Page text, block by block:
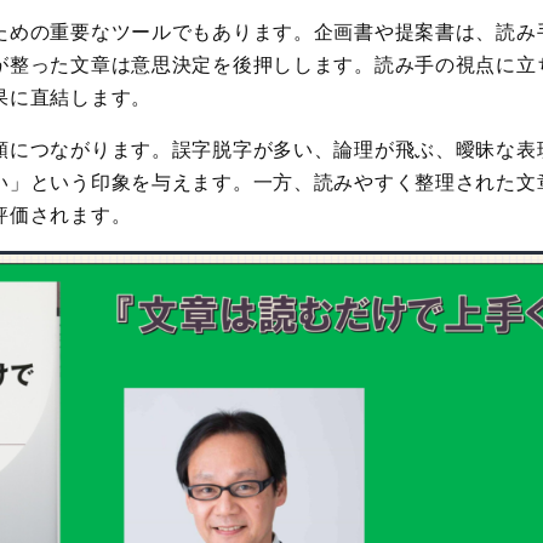
めの重要なツールでもあります。企画書や提案書は、読
整った文章は意思決定を後押しします。読み手の視点に
直結します。
につながります。誤字脱字が多い、論理が飛ぶ、曖昧な
」という印象を与えます。一方、読みやすく整理された
されます。